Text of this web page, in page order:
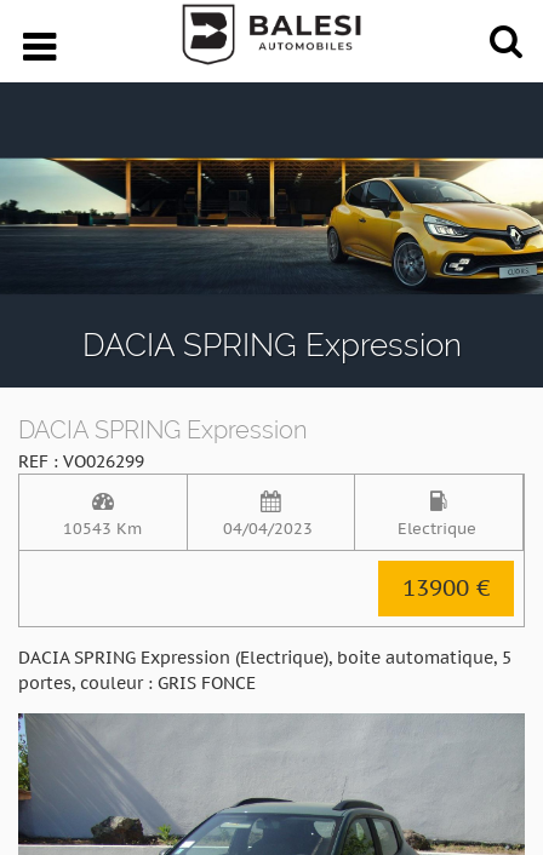
DACIA SPRING Expression
DACIA SPRING Expression
REF : VO026299
10543 Km 04/04/2023 Electrique
13900 €
DACIA SPRING Expression (Electrique), boite automatique, 5
portes, couleur : GRIS FONCE